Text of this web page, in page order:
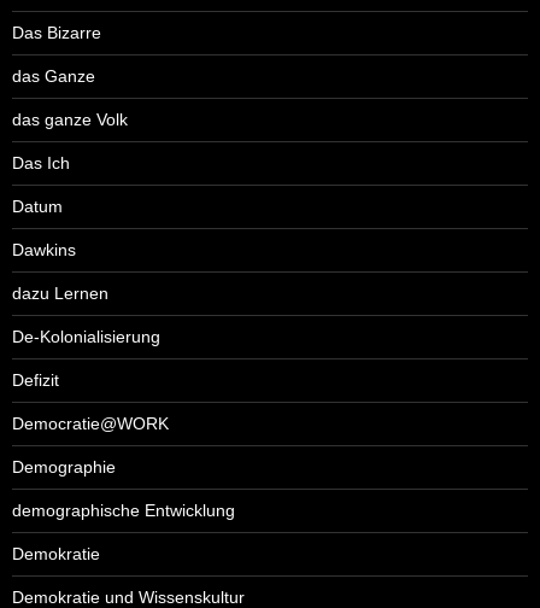
Das Bizarre
das Ganze
das ganze Volk
Das Ich
Datum
Dawkins
dazu Lernen
De-Kolonialisierung
Defizit
Democratie@WORK
Demographie
demographische Entwicklung
Demokratie
Demokratie und Wissenskultur